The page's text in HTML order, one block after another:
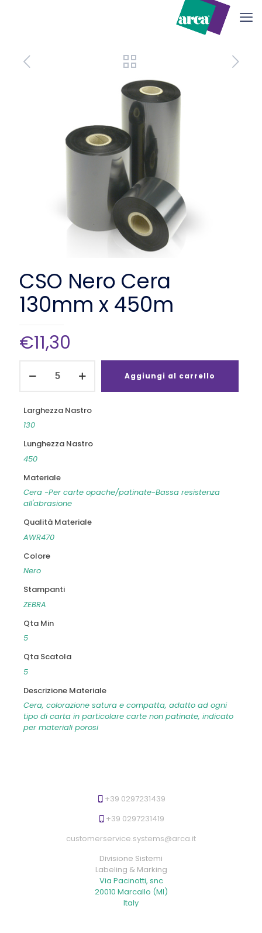
CSO Nero Cera
130mm x 450m
€11,30
Nero
450m
Aggiungi al carrello
Larghezza Nastro
130
Lunghezza Nastro
450
Materiale
Cera -Per carte opache/patinate-Bassa resistenza
all'abrasione
Qualità Materiale
AWR470
Colore
Nero
Stampanti
ZEBRA
Qta Min
5
Qta Scatola
5
Descrizione Materiale
Cera, colorazione satura e compatta, adatto ad ogni
tipo di carta in particolare carte non patinate, indicato
per materiali porosi
+39 0297231439
+39 0297231419
customerservice.systems@arca.it
Divisione Sistemi
Labeling & Marking
Via Pacinotti, snc
20010 Marcallo (MI)
Italy